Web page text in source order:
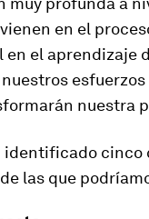
en el
el aprendizaje
nuestra
identificado
las que